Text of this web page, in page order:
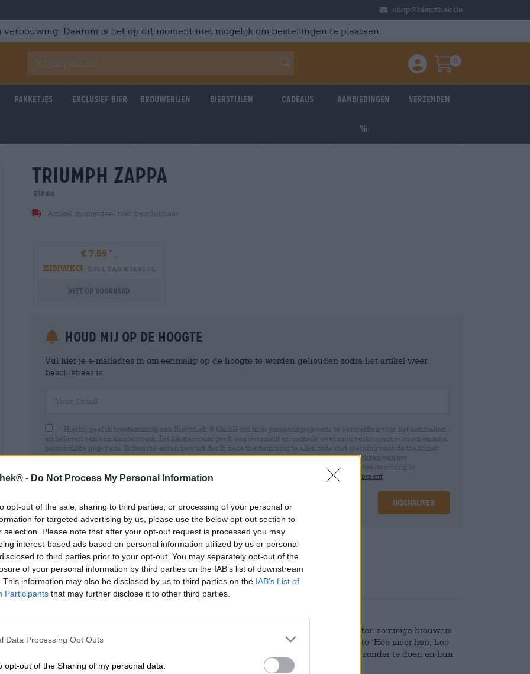
- Do Not Process My Personal Information
opt-out of the sale, sharing to third parties, or processing of your personal or
for targeted advertising by us, please use the below opt-out section to
selection. Please note that after your opt-out request is processed you may
interest-based ads based on personal information utilized by us or personal
to third parties prior to your opt-out. You may separately opt-out of the
of your personal information by third parties on the IAB’s list of downstream
This information may also be disclosed by us to third parties on the IAB’s List of
Participants that may further disclose it to other third parties.
Data Processing Opt Outs
opt-out of the Sharing of my personal data.
shop@bierothek.de
Daarom is het op dit moment niet mogelijk om bestellingen te plaatsen.
Einloggen / Anmelden
Warenkorb
0
Pakketjes Exclusief Bier Brouwerijen Bierstijlen Cadeaus Aanbiedingen
%
Verzenden
triumph zappa
Espiga
Artikel momenteel niet beschikbaar
€ 7,59
EINWEG
0,44 L KAN € 16,61 / L
Niet op voorraad
Houd mij op de hoogte
Vul hier je e-mailadres in om eenmalig op de hoogte te worden gehouden zodra het artikel weer
beschikbaar is.
Hierbij geef ik toestemming aan Bierothek ® GmbH om mijn persoonsgegevens te verwerken voor het aanmaken
en beheren van een klantaccount. Dit klantaccount geeft een overzicht en controle over mijn verkoopactiviteiten en mijn
persoonlijke gegevens. Ik ben me ervan bewust dat ik deze toestemming te allen tijde met werking voor de toekomst
kan intrekken door een e-mail te sturen naar shop@bierothek.de. Wij informeren u dat het intrekken van uw
toestemming geen invloed heeft op de rechtmatigheid van de verwerking die op basis van uw toestemming is
uitgevoerd tot het moment van intrekking. Meer informatie vindt u in onze
data protection statement
Inschrijven
* Prijzen zijn inclusief wettelijke BTW. PlusScheepvaart plusDeponeren
* Prijzen zijn inclusief accijns
Omschrijving Info Beoordelingen (0)
Hoewel de trend de laatste jaren in de richting van steeds meer hop gaat, besluiten sommige brouwers
zich momenteel te concentreren op enkele geselecteerde variëteiten. Nu het motto ‘Hoe meer hop, hoe
beter’ algemeen aanvaard is, onderscheiden sommige brouwerijen zich door het zonder te doen en hun
productie te beperken.